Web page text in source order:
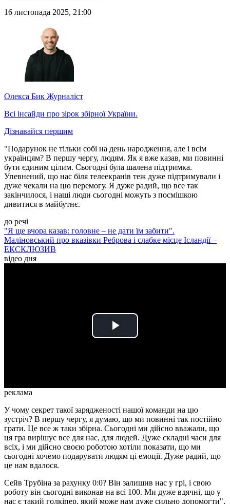
16 листопада 2025, 21:00
Олекса Бик Журналіст
Всі інсайди про зірок збірної України.
Дізнавайся першим
"Подарунок не тільки собі на день народження, але і всім
українцям? В першу чергу, людям. Як я вже казав, ми повинні
бути єдиним цілим. Сьогодні була шалена підтримка.
Упевнений, що нас біля телеекранів теж дуже підтримували і
дуже чекали на цю перемогу. Я дуже радий, що все так
закінчилося, і наші люди сьогодні можуть з посмішкою
дивитися в майбутнє.
до речі
"Я ще вчора казав: головне – не дати їм забити".
Маліновський про вказівки Реброва і слабке місце Ісландії –
ЕКСКЛЮЗИВ
відео дня
Play
реклама
У чому секрет такої зарядженості нашої команди на цю
зустріч? В першу чергу, я думаю, що ми повинні так постійно
грати. Це все ж таки збірна. Сьогодні ми дійсно вважали, що
ця гра вирішує все для нас, для людей. Дуже складні часи для
всіх, і ми дійсно своєю роботою хотіли показати, що ми
сьогодні хочемо подарувати людям ці емоції. Дуже радий, що
це нам вдалося.
Сейв Трубіна за рахунку 0:0? Він залишив нас у грі, і свою
роботу він сьогодні виконав на всі 100. Ми дуже вдячні, що у
нас є такий голкіпер, який може нам дуже сильно допомогти",